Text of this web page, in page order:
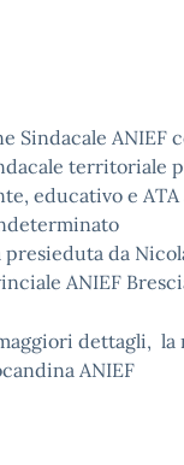
Sindacale ANIEF
territoriale
educativo e
presieduta da
ANIEF
dettagli, la
ANIEF